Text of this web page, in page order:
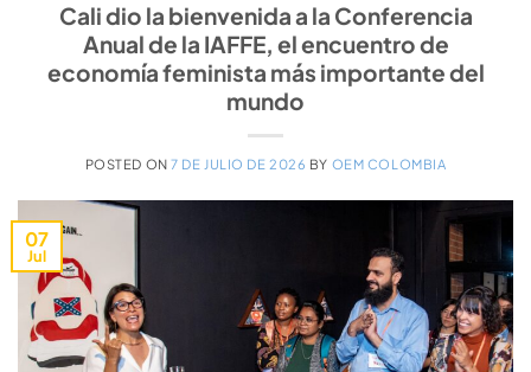
Cali dio la bienvenida a la Conferencia
Anual de la IAFFE, el encuentro de
economía feminista más importante del
mundo
POSTED ON7 DE JULIO DE 2026 BY OEM COLOMBIA
07
Jul